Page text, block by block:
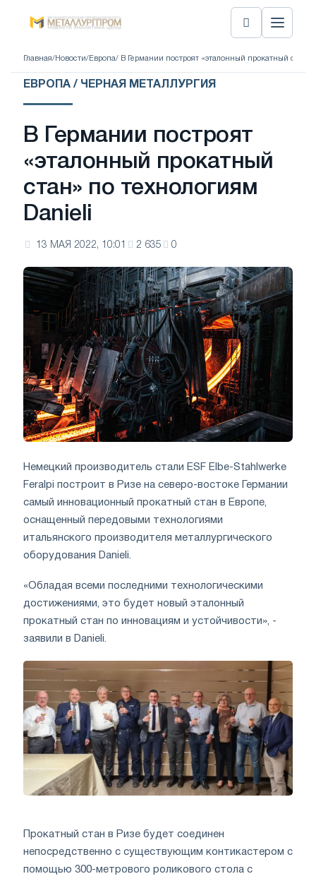
Главная/ Новости/ Европа/ В Германии построят «эталонный прокатный стан»
ЕВРОПА / ЧЕРНАЯ МЕТАЛЛУРГИЯ
В Германии построят
«эталонный прокатный
стан» по технологиям
Danieli
13 МАЯ 2022, 10:01 2 635 0
Немецкий производитель стали ESF Elbe-Stahlwerke
Feralpi построит в Ризе на северо-востоке Германии
самый инновационный прокатный стан в Европе,
оснащенный передовыми технологиями
итальянского производителя металлургического
оборудования Danieli.
«Обладая всеми последними технологическими
достижениями, это будет новый эталонный
прокатный стан по инновациям и устойчивости», -
заявили в Danieli.
Прокатный стан в Ризе будет соединен
непосредственно с существующим контикастером с
помощью 300-метрового роликового стола с